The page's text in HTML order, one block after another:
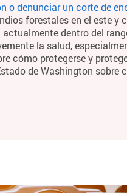
o denunciar un corte de
forestales en el este y
dentro del
la salud,
cómo protegerse y
de Washington sobre